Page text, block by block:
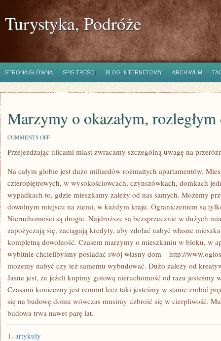
Turystyka, Podróże
STRONA GŁÓWNA SPIS TREŚCI BLOG INTERNETOWY ARCHIWUM
Marzymy o okazałym,
COMMENTS OFFON
O
DOMU
Przejeżdżając ulicami miast zwracamy szczególną uwagę na
Na całym globie jest dużo miliardów rozmaitych apartamentów.
czteropiętrowych, w wysokościowcach, czynszówkach, domkach
wypadkach to, gdzie mieszkamy zależy od nas samych. Możemy
dowolnym miejscu na ziemi, w każdym kraju. Ograniczeniem są
Nieruchomości są drogie. Najdroższe są bezsprzecznie w dużych
zapożyczają się, zaciągają kredyty, aby zdołać nabyć własne
kompletną dowolność. Czasem marzymy o mieszkaniu w bloku, w
wybitnie chcielibyśmy posiadać swój własny dom – http://
możemy nabyć czy też samemu wybudować. Dużo zależy od
Jasne jest, że jeżeli kupimy gotową nieruchomość od razu jesteśmy
Czasami konieczny jest remont lecz taki jesteśmy w stanie zrobić
się na budowę domu wówczas musimy uzbroić się w cierpliwość.
budowa trwa nawet parę lat.
1. artykuly